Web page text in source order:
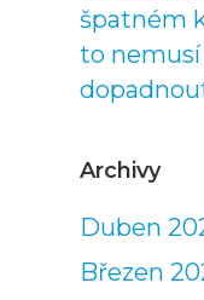
špatném
to
Archivy
Duben
Březen